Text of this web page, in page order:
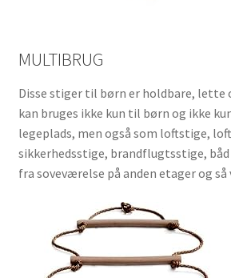
MULTIBRUG
Disse stiger til børn er holdbare, lette
kan bruges ikke kun til børn og ikke
legeplads, men også som loftstige,
sikkerhedsstige, brandflugtsstige, båd
fra soveværelse på anden etager og så